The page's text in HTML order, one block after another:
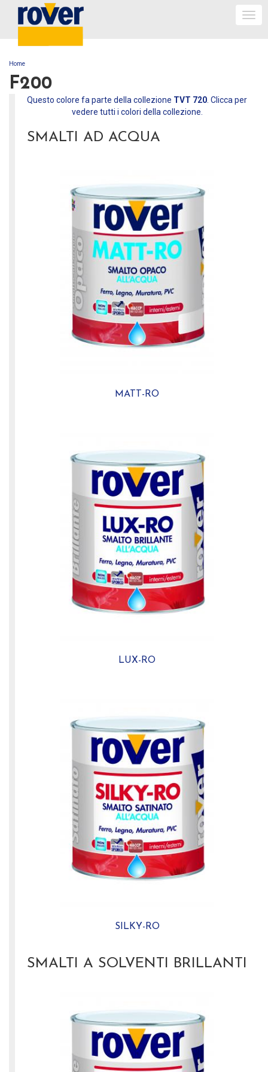
TU SEI QUI
Home
F200
Questo colore fa parte della collezione TVT 720 . Clicca per
vedere tutti i colori della collezione.
SMALTI AD ACQUA
MATT-RO
LUX-RO
SILKY-RO
SMALTI A SOLVENTI BRILLANTI